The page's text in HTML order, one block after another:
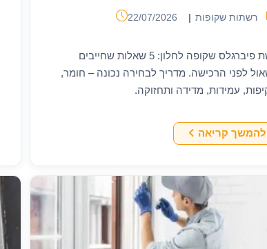
רשתות שקופות פורסם:
22/07/2026
רשת פיברגלס שקופה לחלון: 5 שאלות שחייבים
לפני הרכישה. מדריך לבחירה נכונה – חומר,
עמידות, מדידה ותחזוקה.
להמשך קריאה5
שאלות
לפני
קניית
רשת
פיברגלס
שקופה
לחלון